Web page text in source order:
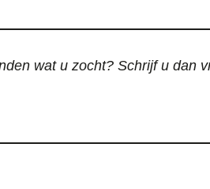
wat u zocht? Schrijf u dan